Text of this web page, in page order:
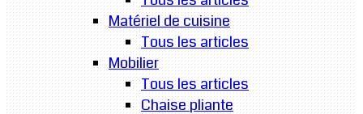
Matériel de cuisine
Tous les articles
Mobilier
Tous les articles
Chaise pliante